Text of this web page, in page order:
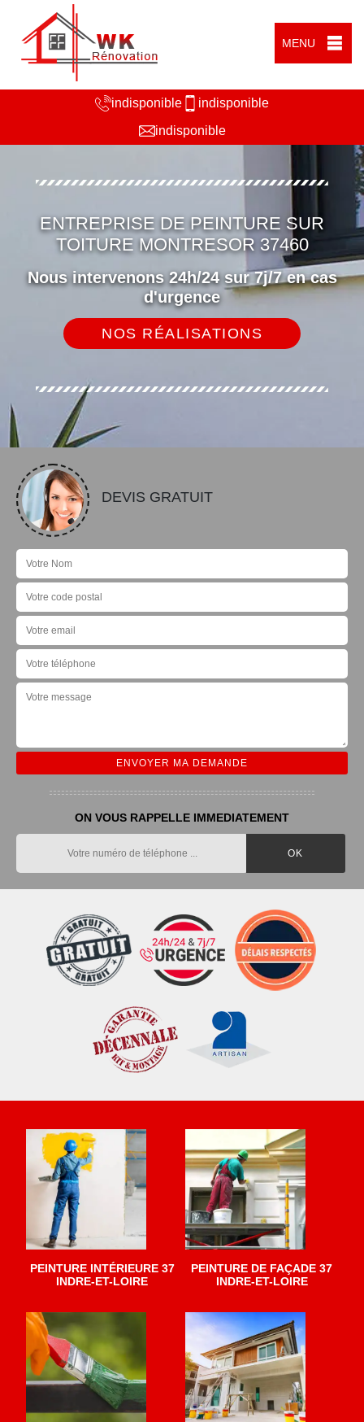
MENU
indisponible
indisponible
indisponible
ENTREPRISE DE PEINTURE SUR
TOITURE MONTRESOR 37460
Nous intervenons 24h/24 sur 7j/7 en cas
d'urgence
NOS RÉALISATIONS
DEVIS GRATUIT
ON VOUS RAPPELLE IMMEDIATEMENT
PEINTURE INTÉRIEURE 37
INDRE-ET-LOIRE
PEINTURE DE FAÇADE 37
INDRE-ET-LOIRE